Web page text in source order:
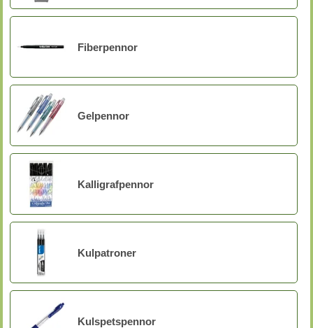
Fiberpennor
Gelpennor
Kalligrafpennor
Kulpatroner
Kulspetspennor